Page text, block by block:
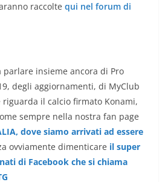
raccolte qui nel forum di
parlare insieme ancora di Pro
degli aggiornamenti, di MyClub
il calcio firmato Konami,
sempre nella nostra fan page
dove siamo arrivati ad essere
ovviamente dimenticare il super
di Facebook che si chiama